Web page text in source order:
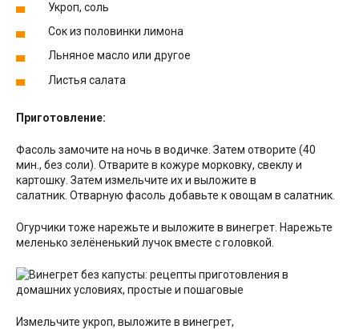
Укроп, соль
Сок из половинки лимона
Льняное масло или другое
Листья салата
Приготовление:
Фасоль замочите на ночь в водичке. Затем отворите (40
мин., без соли). Отварите в кожуре морковку, свеклу и
картошку. Затем измельчите их и выложите в
салатник. Отварную фасоль добавьте к овощам в салатник.
Огурчики тоже нарежьте и выложите в винегрет. Нарежьте
меленько зелёненький лучок вместе с головкой.
Измельчите укроп, выложите в винегрет,